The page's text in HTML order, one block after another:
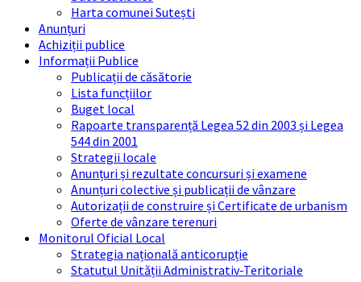
Harta comunei Sutești
Anunțuri
Achiziții publice
Informații Publice
Publicații de căsătorie
Lista funcțiilor
Buget local
Rapoarte transparență Legea 52 din 2003 și Legea
544 din 2001
Strategii locale
Anunțuri și rezultate concursuri și examene
Anunțuri colective și publicații de vânzare
Autorizații de construire și Certificate de urbanism
Oferte de vânzare terenuri
Monitorul Oficial Local
Strategia națională anticorupție
Statutul Unității Administrativ-Teritoriale